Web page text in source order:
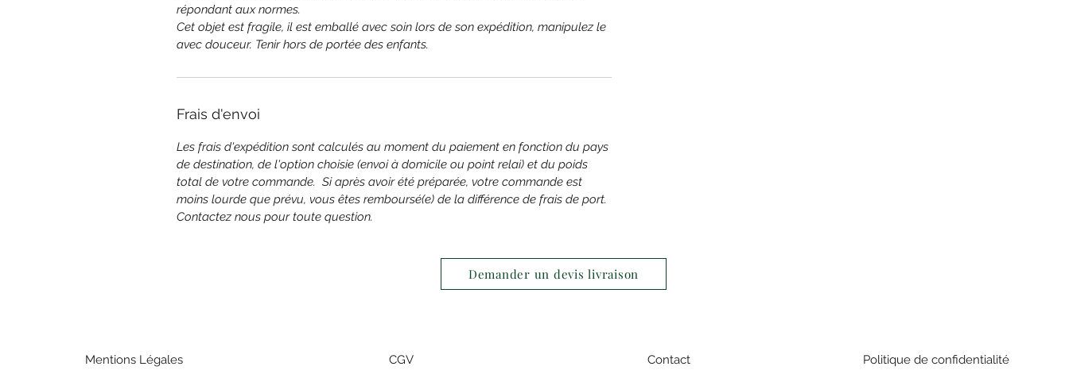
répondant aux normes.
Cet objet est fragile, il est emballé avec soin lors de son expédition, manipulez le
avec douceur. Tenir hors de portée des enfants.
Frais d'envoi
Les frais d'expédition sont calculés au moment du paiement en fonction du pays
de destination, de l'option choisie (envoi à domicile ou point relai) et du poids
total de votre commande. Si après avoir été préparée, votre commande est
moins lourde que prévu, vous êtes remboursé(e) de la différence de frais de port.
Contactez nous pour toute question.
Demander un devis livraison
Mentions Légales CGV Contact Politique de confidentialité